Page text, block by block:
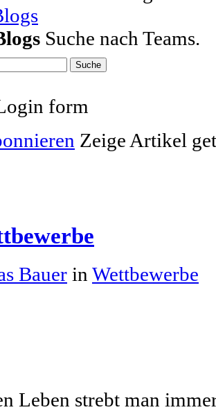
Suche nach Teams.
Suche
form
Zeige Artikel
Bauer in Wettbewerbe
Leben strebt man